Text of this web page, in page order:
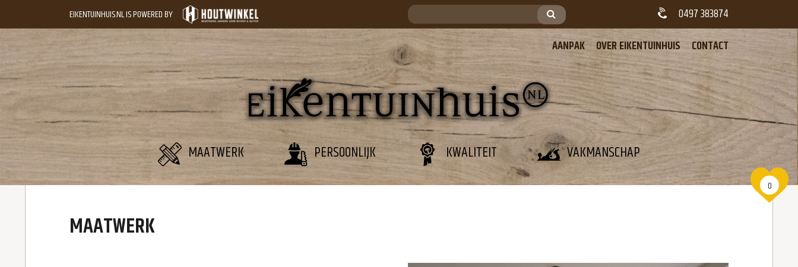
EIKENTUINHUIS.NL IS POWERED BY
0497 383874
AANPAK
OVER EIKENTUINHUIS CONTACT
MAATWERK PERSOONLIJK KWALITEIT VAKMANSCHAP
0
MAATWERK